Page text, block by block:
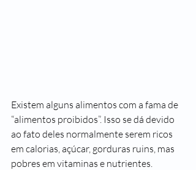
Existem alguns alimentos com a fama de
“alimentos proibidos”. Isso se dá devido
ao fato deles normalmente serem ricos
em calorias, açúcar, gorduras ruins, mas
pobres em vitaminas e nutrientes.